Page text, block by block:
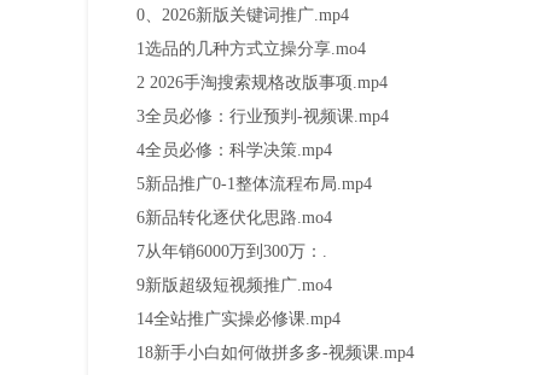
0、2026新版关键词推广.mp4
1选品的几种方式立操分享.mo4
2 2026手淘搜索规格改版事项.mp4
3全员必修：行业预判-视频课.mp4
4全员必修：科学决策.mp4
5新品推广0-1整体流程布局.mp4
6新品转化逐伏化思路.mo4
7从年销6000万到300万：.
9新版超级短视频推广.mo4
14全站推广实操必修课.mp4
18新手小白如何做拼多多-视频课.mp4